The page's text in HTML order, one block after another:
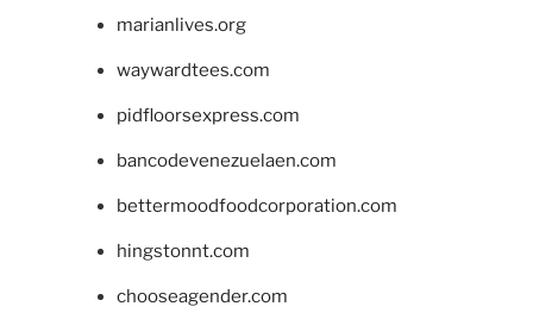
marianlives.org
waywardtees.com
pidfloorsexpress.com
bancodevenezuelaen.com
bettermoodfoodcorporation.com
hingstonnt.com
chooseagender.com